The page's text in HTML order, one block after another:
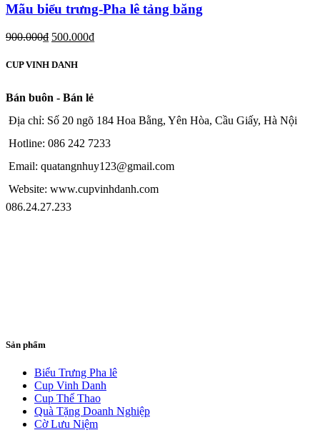
Mãu biểu trưng-Pha lê tảng băng
900.000₫ 500.000₫
CUP VINH DANH
Bán buôn - Bán lẻ
Địa chỉ: Số 20 ngõ 184 Hoa Bằng, Yên Hòa, Cầu Giấy, Hà Nội
Hotline: 086 242 7233
Email: quatangnhuy123@gmail.com
Website: www.cupvinhdanh.com
086.24.27.233
Sản phẩm
Biểu Trưng Pha lê
Cup Vinh Danh
Cup Thể Thao
Quà Tặng Doanh Nghiệp
Cờ Lưu Niệm